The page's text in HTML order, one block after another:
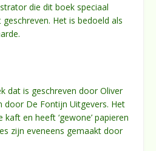
die dit boek speciaal
Het is bedoeld als
dat is geschreven door Oliver
door De Fontijn Uitgevers. Het
en heeft ‘gewone’ papieren
zijn eveneens gemaakt door